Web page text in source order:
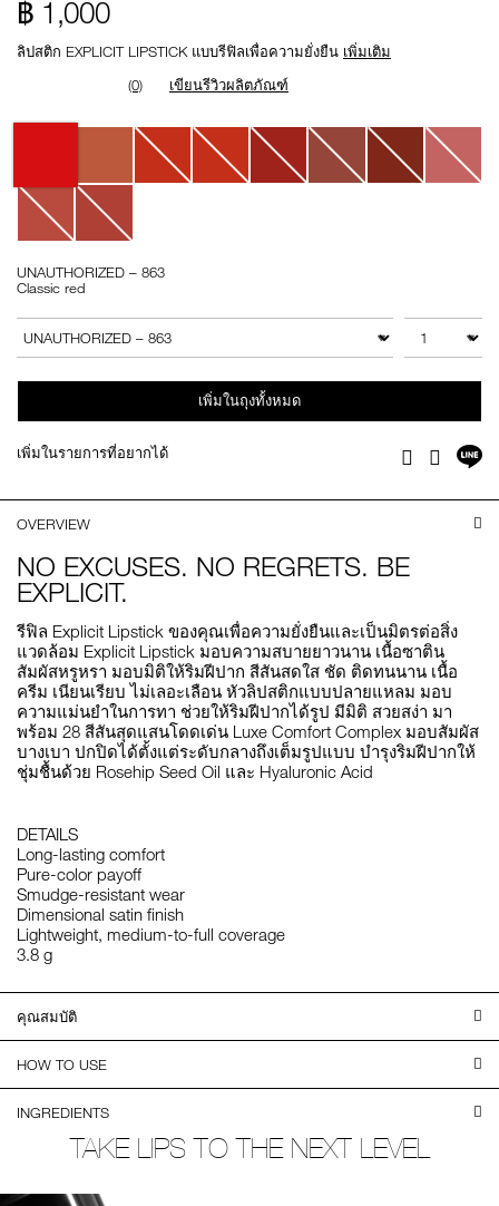
฿ 1,000
ลิปสติก EXPLICIT LIPSTICK แบบรีฟิลเพื่อความยั่งยืน เพิ่มเติม
(0)
เขียนรีวิวผลิตภัณฑ์
Variations
UNAUTHORIZED – 863
Classic red
to
cart
options
Actions
สินค้าอื่นๆ จำนวน
เพิ่มในถุงทั้งหมด
เพิ่มในรายการที่อยากได้ Facebook
Twitterแ
OVERVIEW
NO EXCUSES. NO REGRETS. BE
EXPLICIT.
รีฟิล Explicit Lipstick ของคุณเพื่อความยั่งยืนและเป็นมิตรต่อสิ่ง
แวดล้อม Explicit Lipstick มอบความสบายยาวนาน เนื้อซาติน
สัมผัสหรูหรา มอบมิติให้ริมฝีปาก สีสันสดใส ชัด ติดทนนาน เนื้อ
ครีม เนียนเรียบ ไม่เลอะเลือน หัวลิปสติกแบบปลายแหลม มอบ
ความแม่นยำในการทา ช่วยให้ริมฝีปากได้รูป มีมิติ สวยสง่า มา
พร้อม 28 สีสันสุดแสนโดดเด่น Luxe Comfort Complex มอบสัมผัส
บางเบา ปกปิดได้ตั้งแต่ระดับกลางถึงเต็มรูปแบบ บำรุงริมฝีปากให้
ชุ่มชื้นด้วย Rosehip Seed Oil และ Hyaluronic Acid
DETAILS
Long-lasting comfort
Pure-color payoff
Smudge-resistant wear
Dimensional satin finish
Lightweight, medium-to-full coverage
3.8 g
คุณสมบัติ
HOW TO USE
INGREDIENTS
TAKE LIPS TO THE NEXT LEVEL